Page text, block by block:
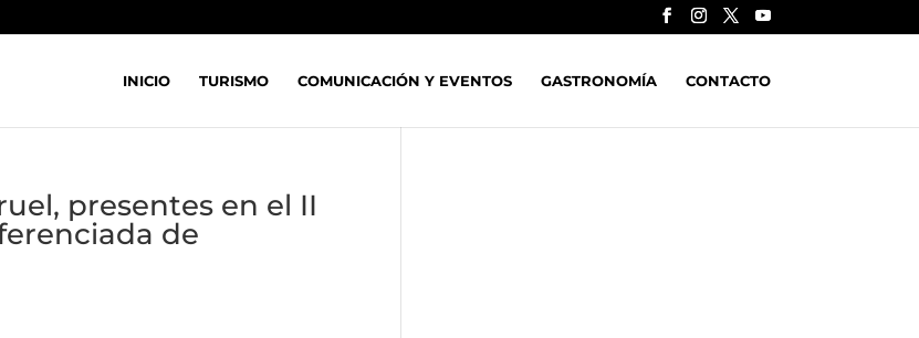
INICIO TURISMO COMUNICACIÓN Y EVENTOS GASTRONOMÍA CONTACTO
presentes en el II
de